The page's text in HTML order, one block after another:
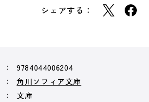
シェアする：
9784044006204
角川ソフィア文庫
文庫